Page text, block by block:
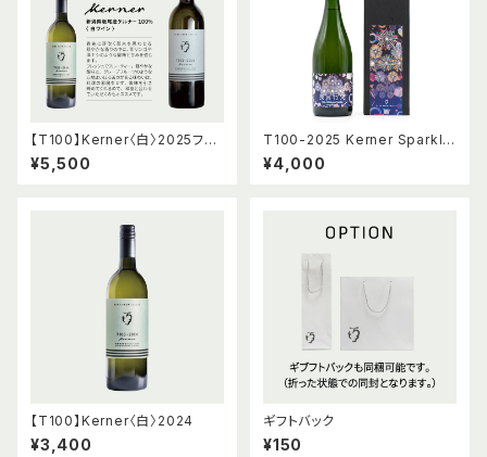
【T100】Kerner〈白〉2025フル
ボトル & 2024ハーフボトル 飲
み比べセット
¥5,500
T100-2025 Kerner Sparklin
g 長岡花火 Edition
¥4,000
【T100】Kerner〈白〉2024
¥3,400
ギフトバック
¥150